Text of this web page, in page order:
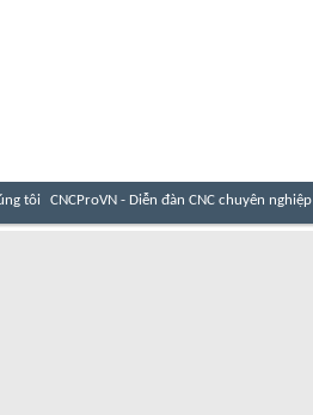
tôi CNCProVN - Diễn đàn CNC chuyên nghiệp